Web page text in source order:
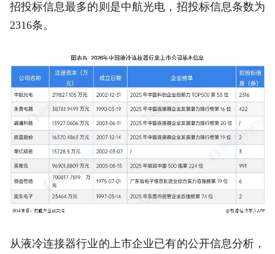
招投标信息最多的则是中航光电，招投标信息条数为
2316条。
从液冷连接器行业的上市企业已有的公开信息分析，